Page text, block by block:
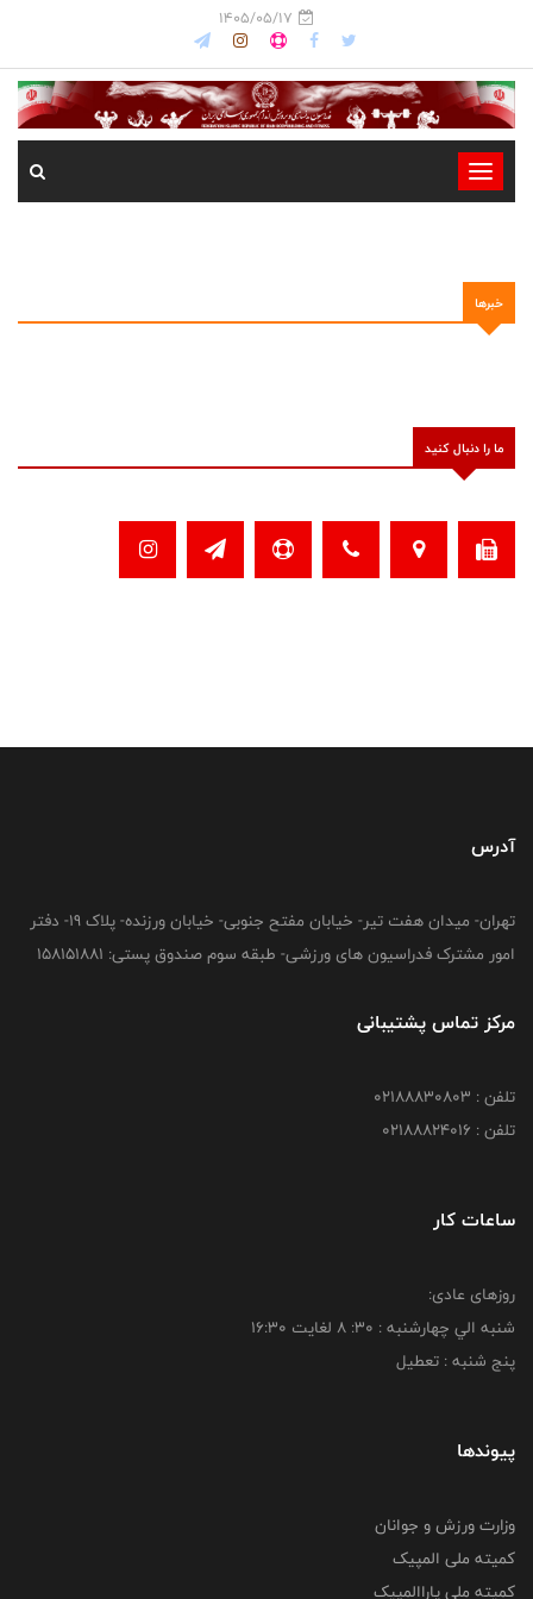
1405/05/17
-
-
-
-
خبرها
ما را دنبال کنید
آدرس
تهران- میدان هفت تیر- خیابان مفتح جنوبی- خیابان ورزنده- پلاک 19- دفتر
امور مشترک فدراسیون های ورزشی- طبقه سوم صندوق پستی: 158151881
مرکز تماس پشتیبانی
تلفن : 02188830803
تلفن : 02188824016
ساعات کار
روزهای عادی:
شنبه الي چهارشنبه : 30: 8 لغايت 16:30
پنج شنبه : تعطیل
پیوندها
وزارت ورزش و جوانان
کمیته ملی المپیک
کمیته ملی پاراالمپیک